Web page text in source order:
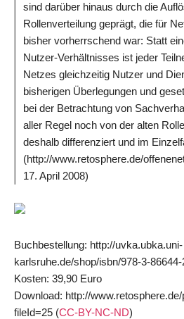
sind darüber hinaus durch die
Rollenverteilung geprägt, die für
bisher vorherrschend war: Statt
Nutzer-Verhältnisses ist jeder
Netzes gleichzeitig Nutzer und
bisherigen Überlegungen und
bei der Betrachtung von
aller Regel noch von der alten
deshalb differenziert und im
(http://www.retosphere.de/
17. April 2008)
Buchbestellung: http://uvka.ubka.uni-
karlsruhe.de/shop/isbn/978-3-86644-
Kosten: 39,90 Euro
Download: http://
fileId=25 (CC-BY-NC-ND)